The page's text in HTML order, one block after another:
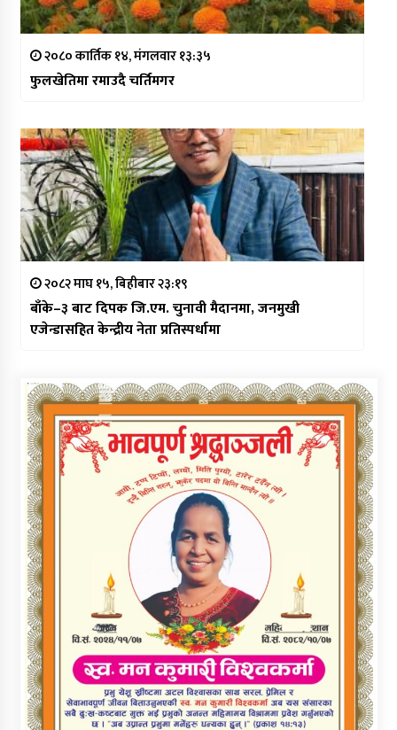
२०८० कार्तिक १४, मंगलवार १३:३५
फुलखेतिमा रमाउदै चर्तिमगर
२०८२ माघ १५, बिहीबार २३:१९
बाँके–३ बाट दिपक जि.एम. चुनावी मैदानमा, जनमुखी
एजेन्डासहित केन्द्रीय नेता प्रतिस्पर्धामा